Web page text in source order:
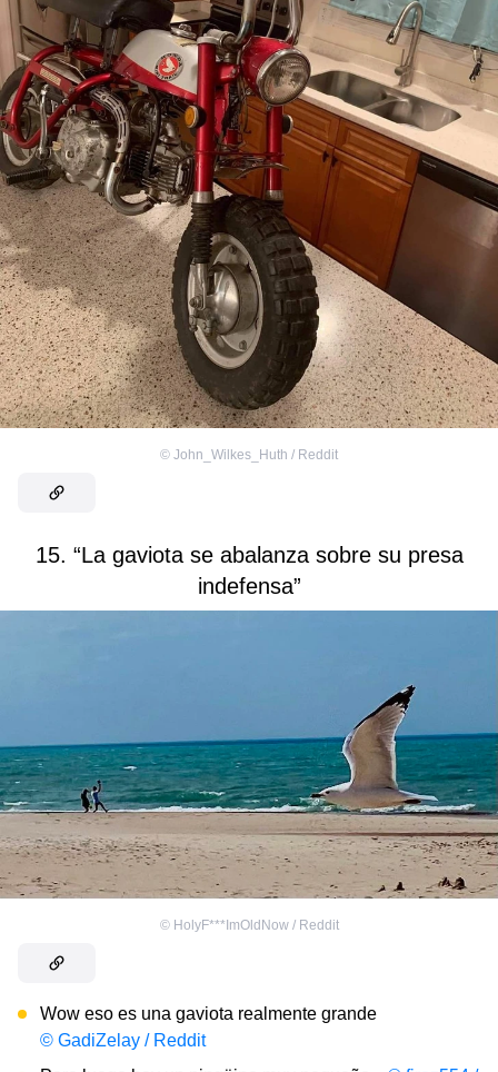
© John_Wilkes_Huth / Reddit
15. “La gaviota se abalanza sobre su presa
indefensa”
© HolyF***ImOldNow / Reddit
Wow eso es una gaviota realmente grande
© GadiZelay / Reddit